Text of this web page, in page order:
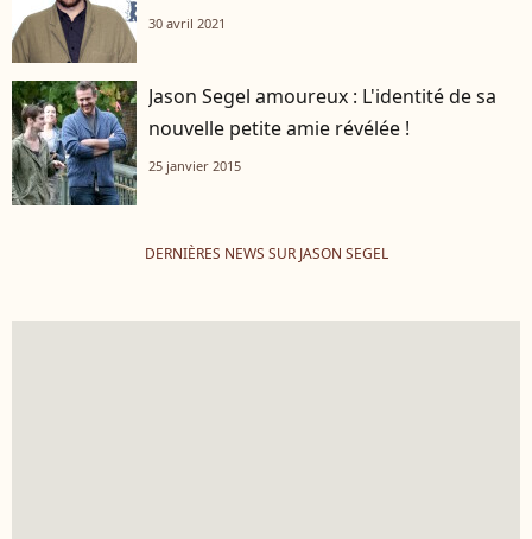
30 avril 2021
Jason Segel amoureux : L'identité de sa
nouvelle petite amie révélée !
25 janvier 2015
DERNIÈRES NEWS SUR JASON SEGEL